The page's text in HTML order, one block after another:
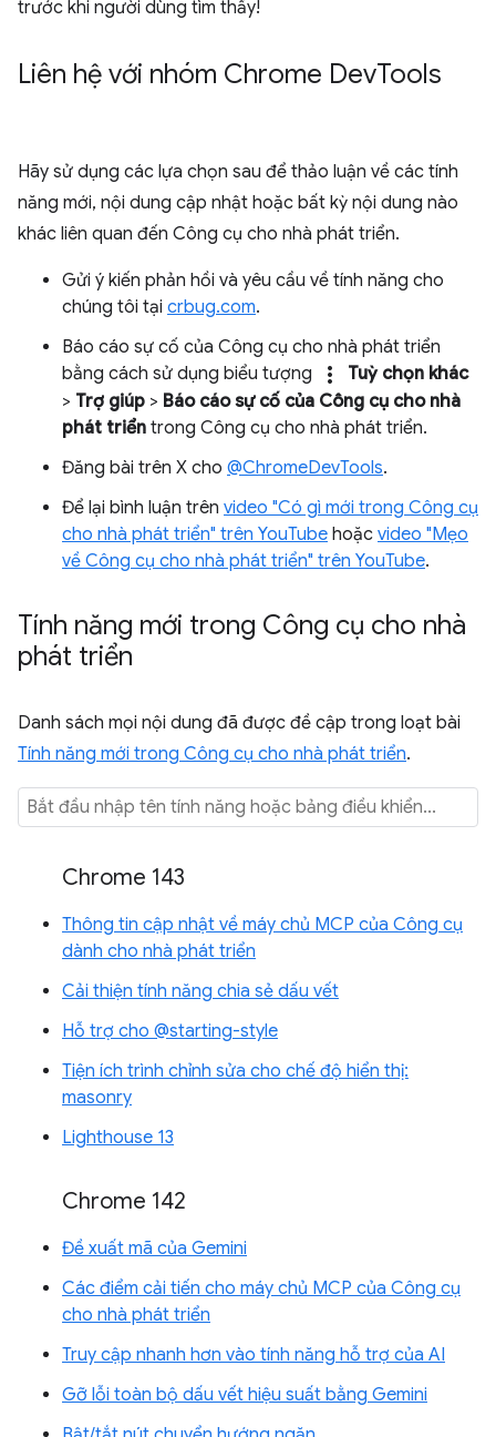
trước khi người dùng tìm thấy!
Liên hệ với nhóm Chrome DevTools
Hãy sử dụng các lựa chọn sau để thảo luận về các tính
năng mới, nội dung cập nhật hoặc bất kỳ nội dung nào
khác liên quan đến Công cụ cho nhà phát triển.
Gửi ý kiến phản hồi và yêu cầu về tính năng cho
chúng tôi tại crbug.com.
Báo cáo sự cố của Công cụ cho nhà phát triển
bằng cách sử dụng biểu tượng
more_vert
Tuỳ chọn khác
> Trợ giúp > Báo cáo sự cố của Công cụ cho nhà
phát triển trong Công cụ cho nhà phát triển.
Đăng bài trên X cho @ChromeDevTools.
Để lại bình luận trên video "Có gì mới trong Công cụ
cho nhà phát triển" trên YouTube hoặc video "Mẹo
về Công cụ cho nhà phát triển" trên YouTube.
Tính năng mới trong Công cụ cho nhà
phát triển
Danh sách mọi nội dung đã được đề cập trong loạt bài
Tính năng mới trong Công cụ cho nhà phát triển.
Chrome 143
Thông tin cập nhật về máy chủ MCP của Công cụ
dành cho nhà phát triển
Cải thiện tính năng chia sẻ dấu vết
Hỗ trợ cho @starting-style
Tiện ích trình chỉnh sửa cho chế độ hiển thị:
masonry
Lighthouse 13
Chrome 142
Đề xuất mã của Gemini
Các điểm cải tiến cho máy chủ MCP của Công cụ
cho nhà phát triển
Truy cập nhanh hơn vào tính năng hỗ trợ của AI
Gỡ lỗi toàn bộ dấu vết hiệu suất bằng Gemini